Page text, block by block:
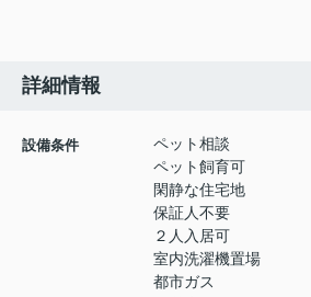
詳細情報
設備条件
ペット相談
ペット飼育可
閑静な住宅地
保証人不要
２人入居可
室内洗濯機置場
都市ガス